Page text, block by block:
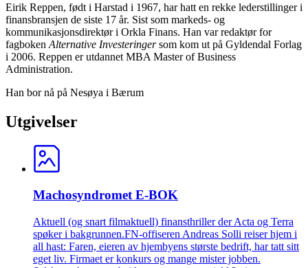
Eirik Reppen, født i Harstad i 1967, har hatt en rekke lederstillinger i
finansbransjen de siste 17 år. Sist som markeds- og
kommunikasjonsdirektør i Orkla Finans. Han var redaktør for
fagboken Alternative Investeringersom kom ut på Gyldendal Forlag
i 2006. Reppen er utdannet MBA Master of Business
Administration.
Han bor nå på Nesøya i Bærum
Utgivelser
Machosyndromet E-BOK
Aktuell (og snart filmaktuell) finansthriller der Acta og Terra
spøker i bakgrunnen.FN-offiseren Andreas Solli reiser hjem i
all hast: Faren, eieren av hjembyens største bedrift, har tatt sitt
eget liv. Firmaet er konkurs og mange mister jobben.